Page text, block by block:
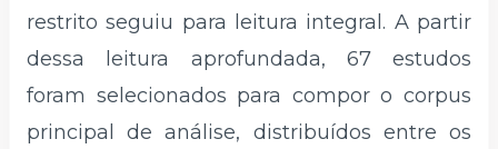
restrito seguiu para leitura integral. A partir
dessa leitura aprofundada, 67 estudos
foram selecionados para compor o corpus
principal de análise, distribuídos entre os